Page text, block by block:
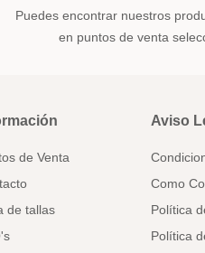
Puedes encontrar nuestros
en puntos de venta
de Venta
de tallas
Aviso
Como
Política
Política